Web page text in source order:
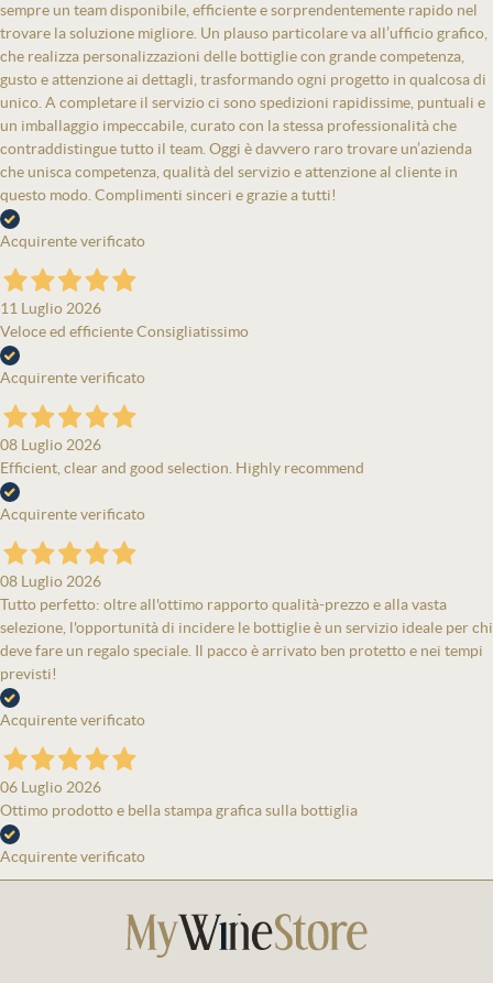
sempre un team disponibile, efficiente e sorprendentemente rapido nel
trovare la soluzione migliore. Un plauso particolare va all’ufficio grafico,
che realizza personalizzazioni delle bottiglie con grande competenza,
gusto e attenzione ai dettagli, trasformando ogni progetto in qualcosa di
unico. A completare il servizio ci sono spedizioni rapidissime, puntuali e
un imballaggio impeccabile, curato con la stessa professionalità che
contraddistingue tutto il team. Oggi è davvero raro trovare un’azienda
che unisca competenza, qualità del servizio e attenzione al cliente in
questo modo. Complimenti sinceri e grazie a tutti!
Acquirente verificato
11 Luglio 2026
Veloce ed efficiente Consigliatissimo
Acquirente verificato
08 Luglio 2026
Efficient, clear and good selection. Highly recommend
Acquirente verificato
08 Luglio 2026
Tutto perfetto: oltre all'ottimo rapporto qualità-prezzo e alla vasta
selezione, l'opportunità di incidere le bottiglie è un servizio ideale per chi
deve fare un regalo speciale. Il pacco è arrivato ben protetto e nei tempi
previsti!
Acquirente verificato
06 Luglio 2026
Ottimo prodotto e bella stampa grafica sulla bottiglia
Acquirente verificato